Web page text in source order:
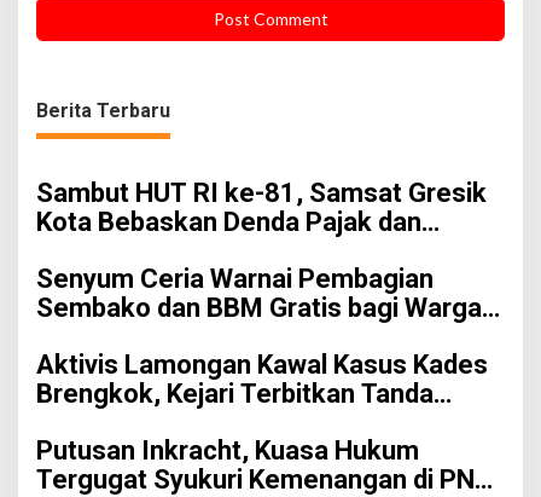
Berita Terbaru
Sambut HUT RI ke-81, Samsat Gresik
Kota Bebaskan Denda Pajak dan
Senyum Ceria Warnai Pembagian
Sembako dan BBM Gratis bagi Warga
Aktivis Lamongan Kawal Kasus Kades
Brengkok, Kejari Terbitkan Tanda
Putusan Inkracht, Kuasa Hukum
Tergugat Syukuri Kemenangan di PN